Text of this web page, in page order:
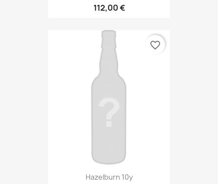
112,00 €
Hazelburn 10y
favorite_border